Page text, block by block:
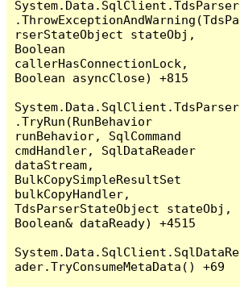
System.Data.SqlClient.TdsParser
.ThrowExceptionAndWarning(TdsPa
rserStateObject stateObj,
Boolean
callerHasConnectionLock,
Boolean asyncClose) +815
System.Data.SqlClient.TdsParser
.TryRun(RunBehavior
runBehavior, SqlCommand
cmdHandler, SqlDataReader
dataStream,
BulkCopySimpleResultSet
bulkCopyHandler,
TdsParserStateObject stateObj,
Boolean& dataReady) +4515
System.Data.SqlClient.SqlDataRe
ader.TryConsumeMetaData() +69